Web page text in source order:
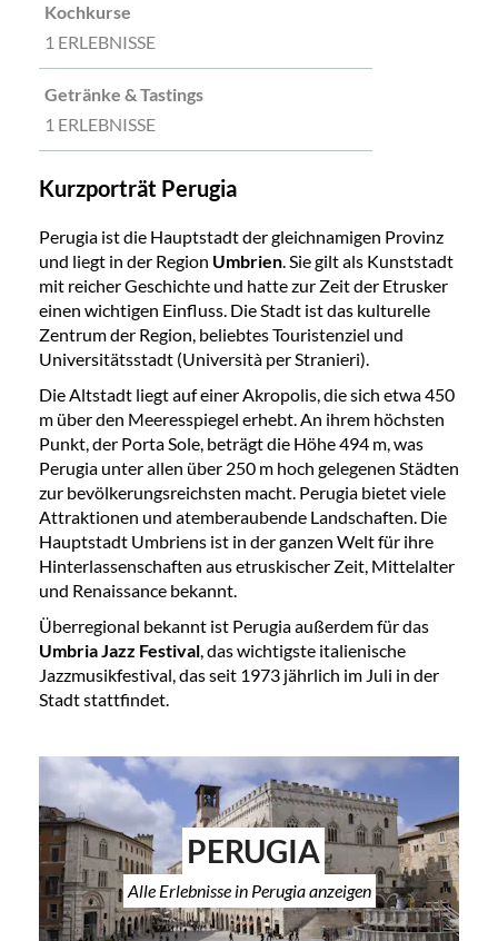
Kochkurse
1 ERLEBNISSE
Getränke & Tastings
1 ERLEBNISSE
Kurzporträt Perugia
Perugia ist die Hauptstadt der gleichnamigen Provinz
und liegt in der Region Umbrien. Sie gilt als Kunststadt
mit reicher Geschichte und hatte zur Zeit der Etrusker
einen wichtigen Einfluss. Die Stadt ist das kulturelle
Zentrum der Region, beliebtes Touristenziel und
Universitätsstadt (Università per Stranieri).
Die Altstadt liegt auf einer Akropolis, die sich etwa 450
m über den Meeresspiegel erhebt. An ihrem höchsten
Punkt, der Porta Sole, beträgt die Höhe 494 m, was
Perugia unter allen über 250 m hoch gelegenen Städten
zur bevölkerungsreichsten macht. Perugia bietet viele
Attraktionen und atemberaubende Landschaften. Die
Hauptstadt Umbriens ist in der ganzen Welt für ihre
Hinterlassenschaften aus etruskischer Zeit, Mittelalter
und Renaissance bekannt.
Überregional bekannt ist Perugia außerdem für das
Umbria Jazz Festival, das wichtigste italienische
Jazzmusikfestival, das seit 1973 jährlich im Juli in der
Stadt stattfindet.
PERUGIA
Alle Erlebnisse in Perugia anzeigen